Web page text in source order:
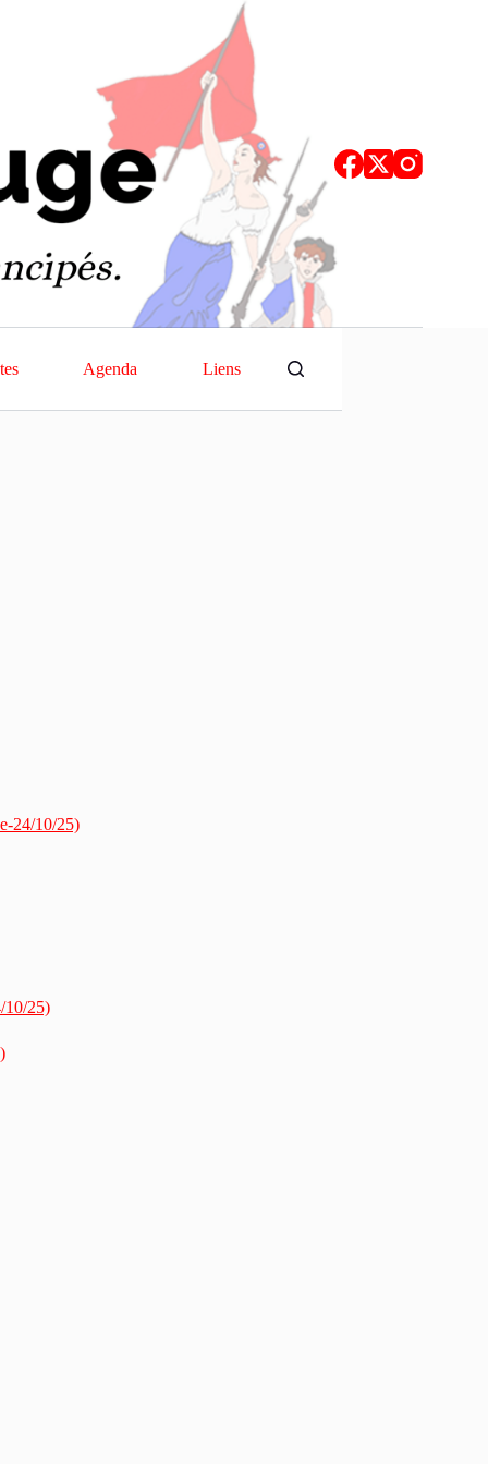
Agenda Liens
24/10/25)
10/25)